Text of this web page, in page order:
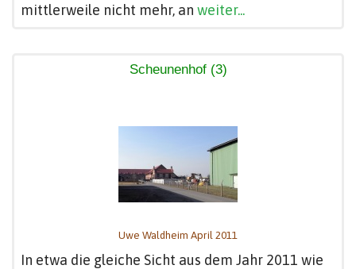
mittlerweile nicht mehr, an weiter...
Scheunenhof (3)
Uwe Waldheim April 2011
In etwa die gleiche Sicht aus dem Jahr 2011 wie